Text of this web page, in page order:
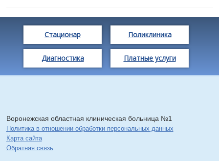
Стационар Поликлиника
Диагностика Платные услуги
Воронежская областная клиническая больница №1
Политика в отношении обработки персональных данных
Карта сайта
Обратная связь